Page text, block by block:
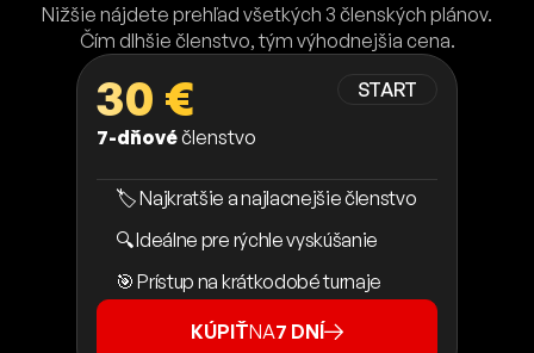
Nižšie nájdete prehľad všetkých 3 členských plánov.
Čím dlhšie členstvo, tým výhodnejšia cena.
START
30 €
7-dňovéčlenstvo
🏷️ Najkratšie a najlacnejšie členstvo
🔍 Ideálne pre rýchle vyskúšanie
🎯 Prístup na krátkodobé turnaje
KÚPIŤNA7 DNÍ